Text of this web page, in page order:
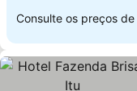
Consulte os preços de